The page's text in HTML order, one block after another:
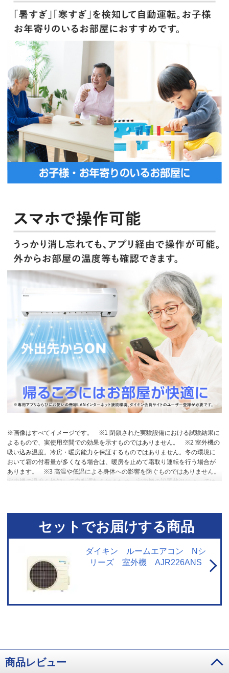
※画像はすべてイメージです。
※1 閉鎖された実験設備における試験結果に
よるもので、実使用空間での効果を示すものではありません。
※2 室外機の
吸い込み温度。冷房・暖房能力を保証するものではありません。冬の環境に
おいて霜の付着量が多くなる場合は、暖房を止めて霜取り運転を行う場合が
あります。
※3 高温や低温による身体への影響を防ぐものではありません。
室内機で温度を検知して自動運転を行うため、室内機の設置状況によっては
設定していても作動しません。
セットでお届けする商品
ダイキン ルームエアコン Nシ
リーズ 室外機 AJR226ANS
商品レビュー